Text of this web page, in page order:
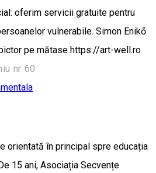
oferim servicii gratuite pentru
vulnerabile. Simon Enikő
pe mătase https://art-well.ro
nr 60
orientată în principal spre educația
15 ani, Asociația Secvențe